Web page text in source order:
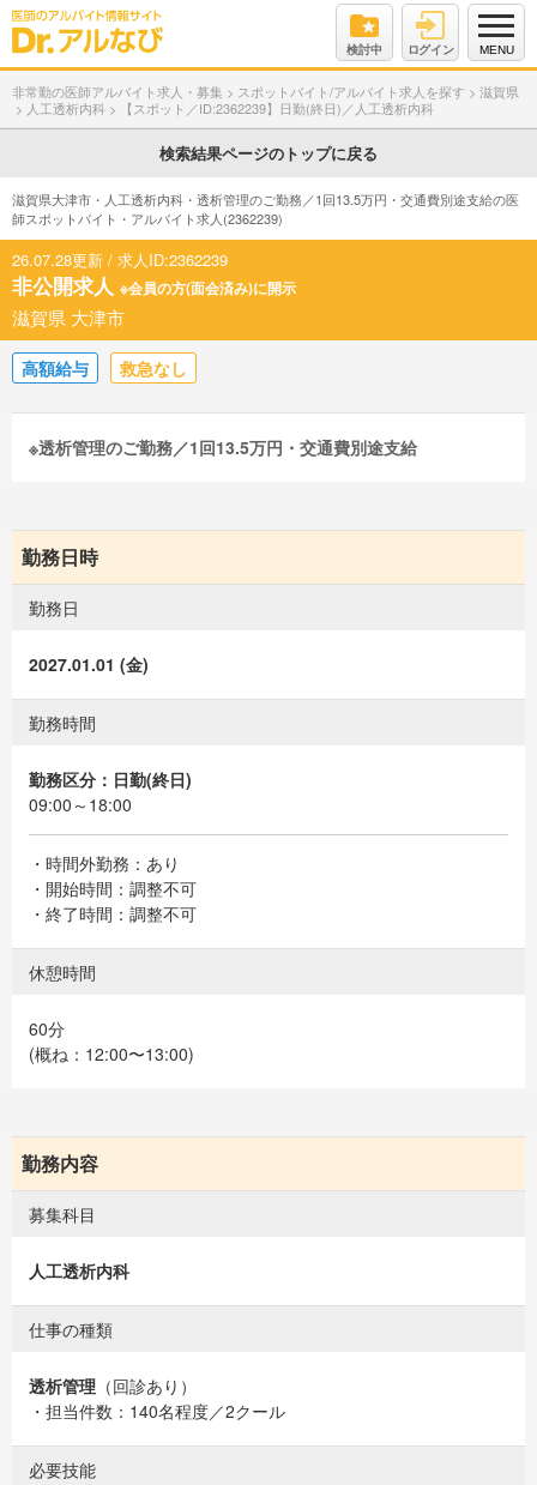
検討中 ログイン MENU
非常勤の医師アルバイト求人・募集 > スポットバイト/アルバイト求人を探す > 滋賀県
> 人工透析内科 > 【スポット／ID:2362239】日勤(終日)／人工透析内科
検索結果ページのトップに戻る
滋賀県大津市・人工透析内科・透析管理のご勤務／1回13.5万円・交通費別途支給の医
師スポットバイト・アルバイト求人(2362239)
26.07.28更新 / 求人ID:2362239
非公開求人 ※会員の方(面会済み)に開示
滋賀県 大津市
高額給与 救急なし
※透析管理のご勤務／1回13.5万円・交通費別途支給
勤務日時
勤務日
2027.01.01 (金)
勤務時間
勤務区分：日勤(終日)
09:00～18:00
・時間外勤務：あり
・開始時間：調整不可
・終了時間：調整不可
休憩時間
60分
(概ね：12:00〜13:00)
勤務内容
募集科目
人工透析内科
仕事の種類
透析管理 （回診あり）
・担当件数：140名程度／2クール
必要技能